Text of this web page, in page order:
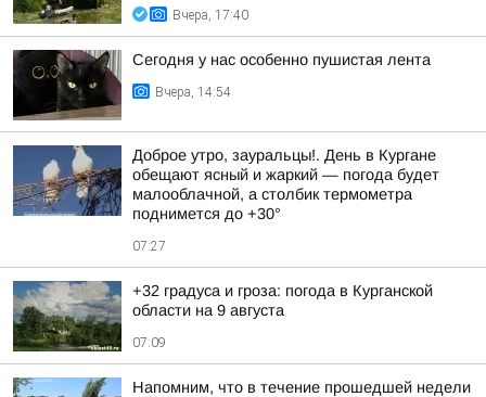
Вчера, 17:40
Сегодня у нас особенно пушистая лента
Вчера, 14:54
Доброе утро, зауральцы!. День в Кургане
обещают ясный и жаркий — погода будет
малооблачной, а столбик термометра
поднимется до +30°
07:27
+32 градуса и гроза: погода в Курганской
области на 9 августа
07:09
Напомним, что в течение прошедшей недели